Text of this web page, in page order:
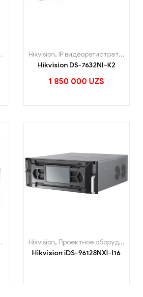
Hikvision, IP видеорегистраторы
Hikvision DS-7632NI-К2
1 850 000 UZS
Hikvision, Проектное оборудование
Hikvision iDS-96128NXI-I16